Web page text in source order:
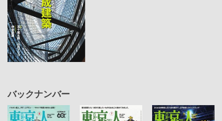
バックナンバー